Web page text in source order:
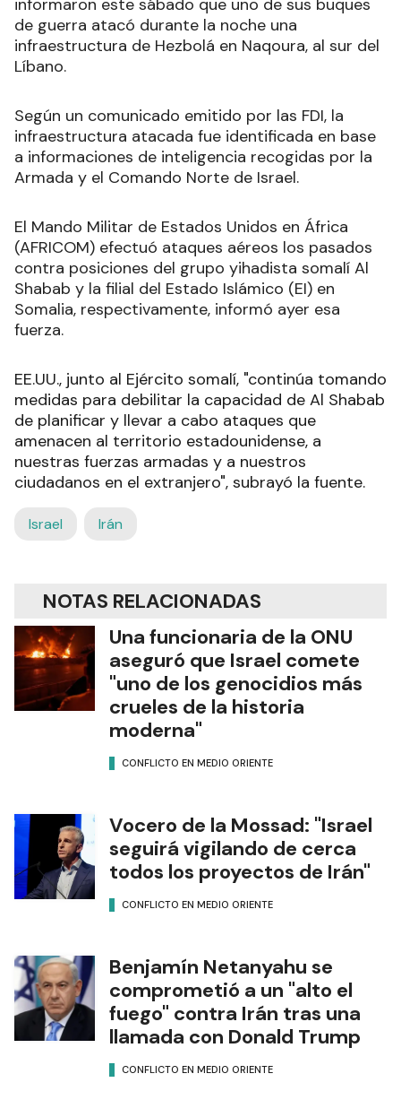
informaron este sábado que uno de sus buques
de guerra atacó durante la noche una
infraestructura de Hezbolá en Naqoura, al sur del
Líbano.
Según un comunicado emitido por las FDI, la
infraestructura atacada fue identificada en base
a informaciones de inteligencia recogidas por la
Armada y el Comando Norte de Israel.
El Mando Militar de Estados Unidos en África
(AFRICOM) efectuó ataques aéreos los pasados
contra posiciones del grupo yihadista somalí Al
Shabab y la filial del Estado Islámico (EI) en
Somalia, respectivamente, informó ayer esa
fuerza.
EE.UU., junto al Ejército somalí, "continúa tomando
medidas para debilitar la capacidad de Al Shabab
de planificar y llevar a cabo ataques que
amenacen al territorio estadounidense, a
nuestras fuerzas armadas y a nuestros
ciudadanos en el extranjero", subrayó la fuente.
Israel Irán
NOTAS RELACIONADAS
Una funcionaria de la ONU
aseguró que Israel comete
"uno de los genocidios más
crueles de la historia
moderna"
CONFLICTO EN MEDIO ORIENTE
Vocero de la Mossad: "Israel
seguirá vigilando de cerca
todos los proyectos de Irán"
CONFLICTO EN MEDIO ORIENTE
Benjamín Netanyahu se
comprometió a un "alto el
fuego" contra Irán tras una
llamada con Donald Trump
CONFLICTO EN MEDIO ORIENTE